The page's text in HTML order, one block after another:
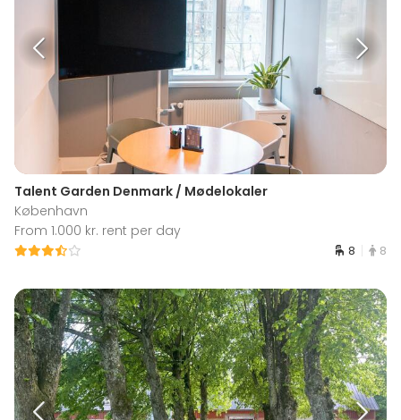
Talent Garden Denmark / Mødelokaler
København
From 1.000 kr. rent per day
8 8